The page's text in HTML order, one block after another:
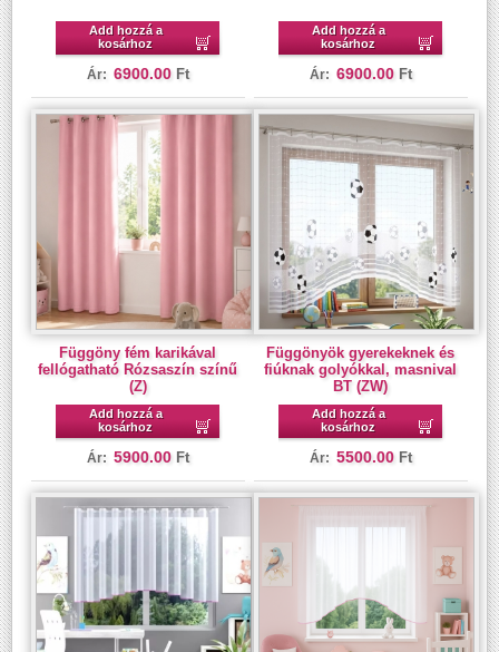
Add hozzá a
kosárhoz
Ár: 6900.00 Ft
Add hozzá a
kosárhoz
Ár: 6900.00 Ft
Függöny fém karikával
fellógatható Rózsaszín színű
(Z)
Add hozzá a
kosárhoz
Ár: 5900.00 Ft
Függönyök gyerekeknek és
fiúknak golyókkal, masnival
BT (ZW)
Add hozzá a
kosárhoz
Ár: 5500.00 Ft